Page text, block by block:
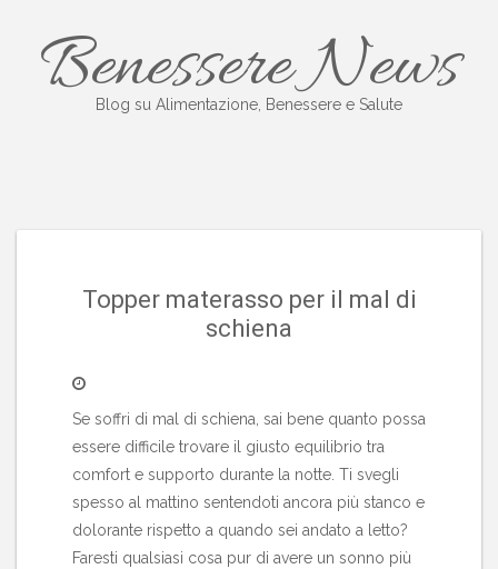
contenutoBenessere News
Blog su Alimentazione, Benessere e Salute
Topper materasso per il mal di
schiena
Se soffri di mal di schiena, sai bene quanto possa
essere difficile trovare il giusto equilibrio tra
comfort e supporto durante la notte. Ti svegli
spesso al mattino sentendoti ancora più stanco e
dolorante rispetto a quando sei andato a letto?
Faresti qualsiasi cosa pur di avere un sonno più